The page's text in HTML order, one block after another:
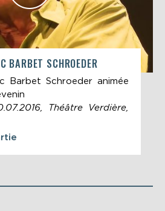
BARBET SCHROEDER
Barbet Schroeder animée
Théâtre Verdière,